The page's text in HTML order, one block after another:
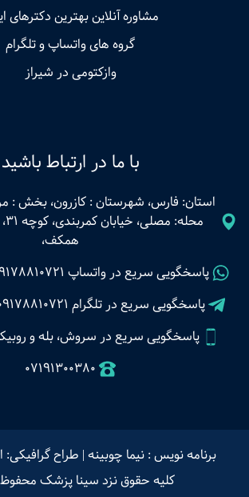
مشاوره آنلاین بهترین دکترهای
گروه های واتساپ و تلگرام
وازکتومی در شیراز
با ما در ارتباط باشید
استان: فارس، شهرستان : کازرون، بخش :
همکف،
پاسخگویی سریع در واتساپ
پاسخگویی سریع در تلگرام
پاسخگویی سریع در سروش، بله و روبیکا
07191300380
برنامه نویس : نیما چوبینه | طراح گرافیکی:
کلیه حقوق نزد سینا پزشک